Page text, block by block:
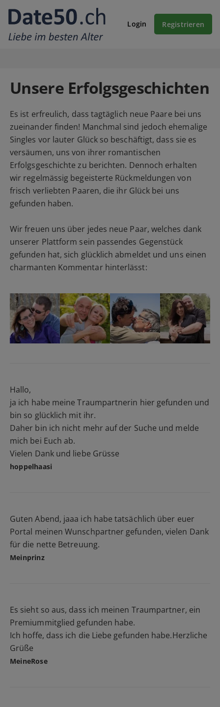
Login Registrieren
Unsere Erfolgsgeschichten
Es ist erfreulich, dass tagtäglich neue Paare bei uns
zueinander finden! Manchmal sind jedoch ehemalige
Singles vor lauter Glück so beschäftigt, dass sie es
versäumen, uns von ihrer romantischen
Erfolgsgeschichte zu berichten. Dennoch erhalten
wir regelmässig begeisterte Rückmeldungen von
frisch verliebten Paaren, die ihr Glück bei uns
gefunden haben.
Wir freuen uns über jedes neue Paar, welches dank
unserer Plattform sein passendes Gegenstück
gefunden hat, sich glücklich abmeldet und uns einen
charmanten Kommentar hinterlässt:
Hallo,
ja ich habe meine Traumpartnerin hier gefunden und
bin so glücklich mit ihr.
Daher bin ich nicht mehr auf der Suche und melde
mich bei Euch ab.
Vielen Dank und liebe Grüsse
hoppelhaasi
Guten Abend, jaaa ich habe tatsächlich über euer
Portal meinen Wunschpartner gefunden, vielen Dank
für die nette Betreuung.
Meinprinz
Es sieht so aus, dass ich meinen Traumpartner, ein
Premiummitglied gefunden habe.
Ich hoffe, dass ich die Liebe gefunden habe.Herzliche
Grüße
MeineRose